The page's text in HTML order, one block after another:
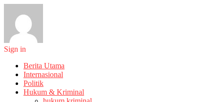
Sign in
Berita Utama
Internasional
Politik
Hukum & Kriminal